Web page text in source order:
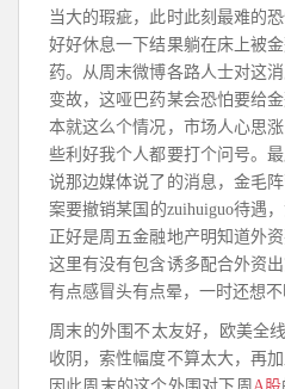
当大的瑕疵，此时此刻最难的
好好休息一下结果躺在床上被
药。从周末微博各路人士对这
变故，这哑巴药某会恐怕要给
本就这么个情况，市场人心思
些利好我个人都要打个问号。
说那边媒体说了的消息，金毛
案要撤销某国的zuihuiguo待遇
正好是周五金融地产明知道外
这里有没有包含诱多配合外资
有点感冒头有点晕，一时还想不
周末的外围不太友好，欧美全
收阴，索性幅度不算太大，再